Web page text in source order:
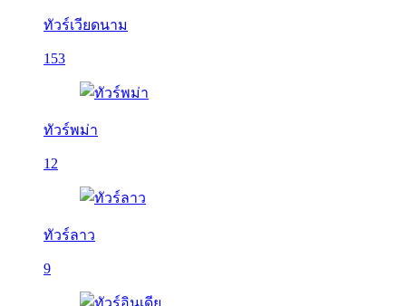
ทัวร์เวียดนาม
153
ทัวร์พม่า
12
ทัวร์ลาว
9